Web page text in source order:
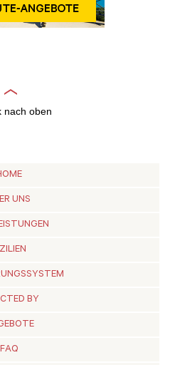
nach oben
UNS
BY
FAQ